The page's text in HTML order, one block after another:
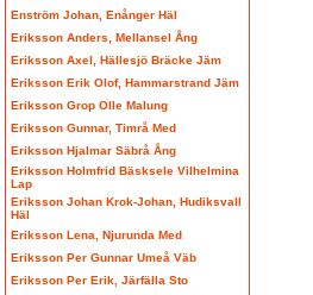
Enström Johan, Enånger Häl
Eriksson Anders, Mellansel Ång
Eriksson Axel, Hällesjö Bräcke Jäm
Eriksson Erik Olof, Hammarstrand Jäm
Eriksson Grop Olle Malung
Eriksson Gunnar, Timrå Med
Eriksson Hjalmar Säbrå Ång
Eriksson Holmfrid Bäsksele Vilhelmina
Lap
Eriksson Johan Krok-Johan, Hudiksvall
Häl
Eriksson Lena, Njurunda Med
Eriksson Per Gunnar Umeå Väb
Eriksson Per Erik, Järfälla Sto